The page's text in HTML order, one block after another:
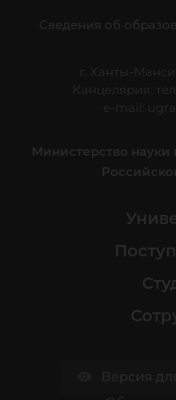
Сведения об
г. Ханты-
Канцелярия:
e-mail:
Министерство